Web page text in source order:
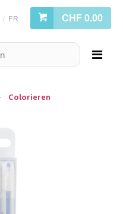
/ FR CHF 0.00
Colorieren